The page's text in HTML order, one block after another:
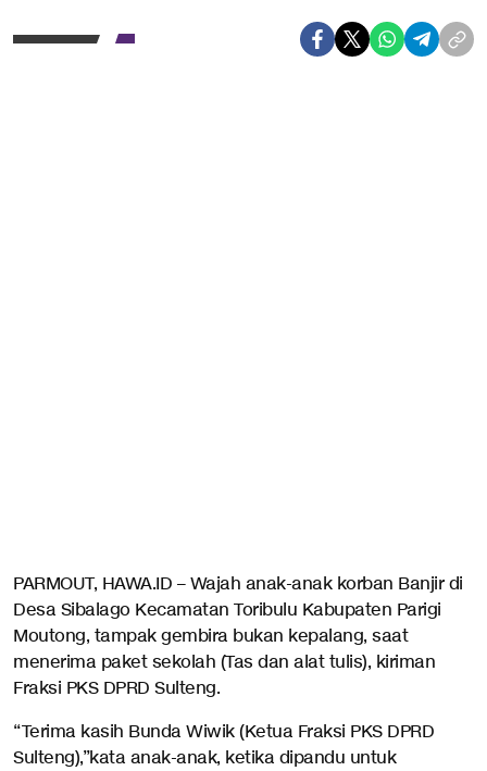
PARMOUT, HAWA.ID – Wajah anak-anak korban Banjir di
Desa Sibalago Kecamatan Toribulu Kabupaten Parigi
Moutong, tampak gembira bukan kepalang, saat
menerima paket sekolah (Tas dan alat tulis), kiriman
Fraksi PKS DPRD Sulteng.
“Terima kasih Bunda Wiwik (Ketua Fraksi PKS DPRD
Sulteng),”kata anak-anak, ketika dipandu untuk